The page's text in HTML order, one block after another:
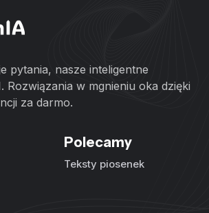
pytania, nasze inteligentne
Rozwiązania w mgnieniu oka dzięki
za darmo.
Polecamy
Teksty piosenek